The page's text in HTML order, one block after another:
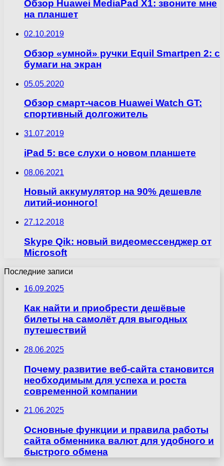
Обзор Huawei MediaPad X1: звоните мне
на планшет
02.10.2019
Обзор «умной» ручки Equil Smartpen 2: с
бумаги на экран
05.05.2020
Обзор смарт-часов Huawei Watch GT:
спортивный долгожитель
31.07.2019
iPad 5: все слухи о новом планшете
08.06.2021
Новый аккумулятор на 90% дешевле
литий-ионного!
27.12.2018
Skype Qik: новый видеомессенджер от
Microsoft
Последние записи
16.09.2025
Как найти и приобрести дешёвые
билеты на самолёт для выгодных
путешествий
28.06.2025
Почему развитие веб-сайта становится
необходимым для успеха и роста
современной компании
21.06.2025
Основные функции и правила работы
сайта обменника валют для удобного и
быстрого обмена